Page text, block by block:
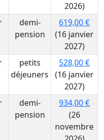
2026)
demi-
pension
619,00 €
(16 janvier
2027)
petits
déjeuners
528,00 €
(16 janvier
2027)
demi-
pension
934,00 €
(26
novembre